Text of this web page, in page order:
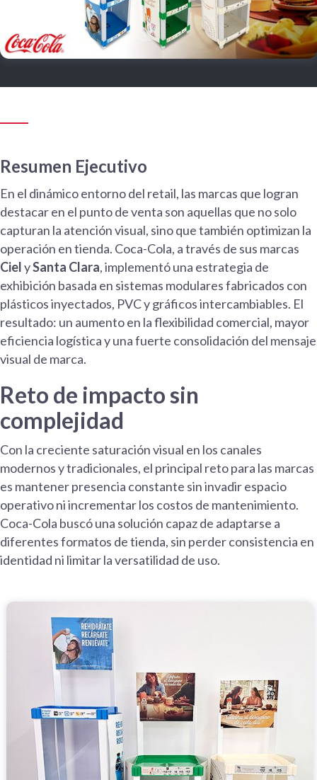
Resumen Ejecutivo
En el dinámico entorno del retail, las marcas que logran
destacar en el punto de venta son aquellas que no solo
capturan la atención visual, sino que también optimizan la
operación en tienda. Coca-Cola, a través de sus marcas
CielySanta Clara, implementó una estrategia de
exhibición basada en sistemas modulares fabricados con
plásticos inyectados, PVC y gráficos intercambiables. El
resultado: un aumento en la flexibilidad comercial, mayor
eficiencia logística y una fuerte consolidación del mensaje
visual de marca.
Reto de impacto sin
complejidad
Con la creciente saturación visual en los canales
modernos y tradicionales, el principal reto para las marcas
es mantener presencia constante sin invadir espacio
operativo ni incrementar los costos de mantenimiento.
Coca-Cola buscó una solución capaz de adaptarse a
diferentes formatos de tienda, sin perder consistencia en
identidad ni limitar la versatilidad de uso.